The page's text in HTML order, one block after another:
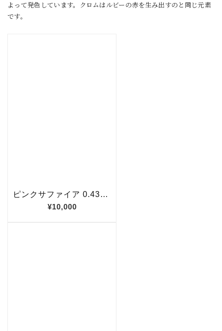
よって発色しています。クロムはルビーの赤を生み出すのと同じ元素
です。